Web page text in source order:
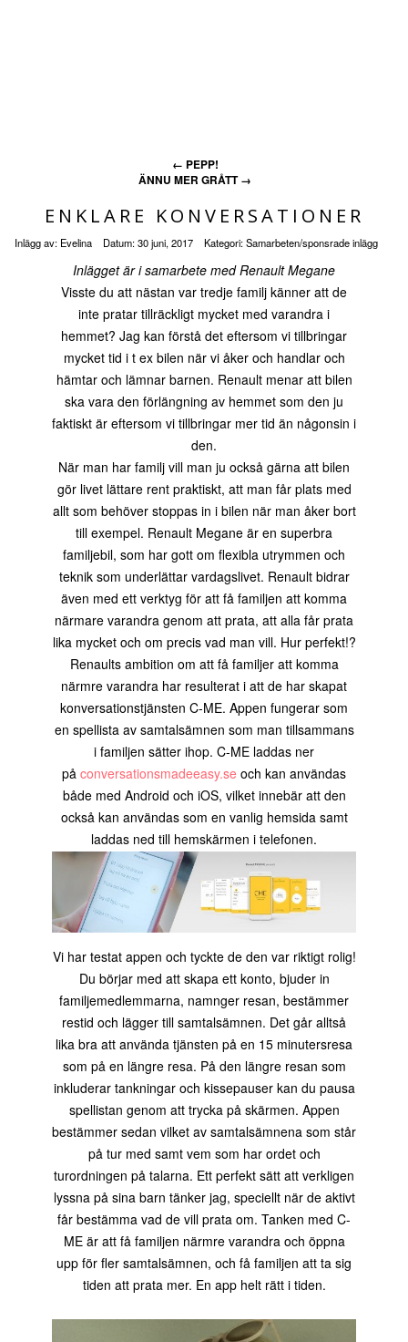
← PEPP!
ÄNNU MER GRÅTT→
ENKLARE KONVERSATIONER
Inlägg av: Evelina Datum:30 juni, 2017 Kategori:Samarbeten/sponsrade inlägg
Inlägget är i samarbete med Renault Megane
Visste du att nästan var tredje familj känner att de
inte pratar tillräckligt mycket med varandra i
hemmet? Jag kan förstå det eftersom vi tillbringar
mycket tid i t ex bilen när vi åker och handlar och
hämtar och lämnar barnen. Renault menar att bilen
ska vara den förlängning av hemmet som den ju
faktiskt är eftersom vi tillbringar mer tid än någonsin i
den.
När man har familj vill man ju också gärna att bilen
gör livet lättare rent praktiskt, att man får plats med
allt som behöver stoppas in i bilen när man åker bort
till exempel. Renault Megane är en superbra
familjebil, som har gott om flexibla utrymmen och
teknik som underlättar vardagslivet. Renault bidrar
även med ett verktyg för att få familjen att komma
närmare varandra genom att prata, att alla får prata
lika mycket och om precis vad man vill. Hur perfekt!?
Renaults ambition om att få familjer att komma
närmre varandra har resulterat i att de har skapat
konversationstjänsten C-ME. Appen fungerar som
en spellista av samtalsämnen som man tillsammans
i familjen sätter ihop. C-ME laddas ner
på conversationsmadeeasy.se och kan användas
både med Android och iOS, vilket innebär att den
också kan användas som en vanlig hemsida samt
laddas ned till hemskärmen i telefonen.
Vi har testat appen och tyckte de den var riktigt rolig!
Du börjar med att skapa ett konto, bjuder in
familjemedlemmarna, namnger resan, bestämmer
restid och lägger till samtalsämnen. Det går alltså
lika bra att använda tjänsten på en 15 minutersresa
som på en längre resa. På den längre resan som
inkluderar tankningar och kissepauser kan du pausa
spellistan genom att trycka på skärmen. Appen
bestämmer sedan vilket av samtalsämnena som står
på tur med samt vem som har ordet och
turordningen på talarna. Ett perfekt sätt att verkligen
lyssna på sina barn tänker jag, speciellt när de aktivt
får bestämma vad de vill prata om. Tanken med C-
ME är att få familjen närmre varandra och öppna
upp för fler samtalsämnen, och få familjen att ta sig
tiden att prata mer. En app helt rätt i tiden.